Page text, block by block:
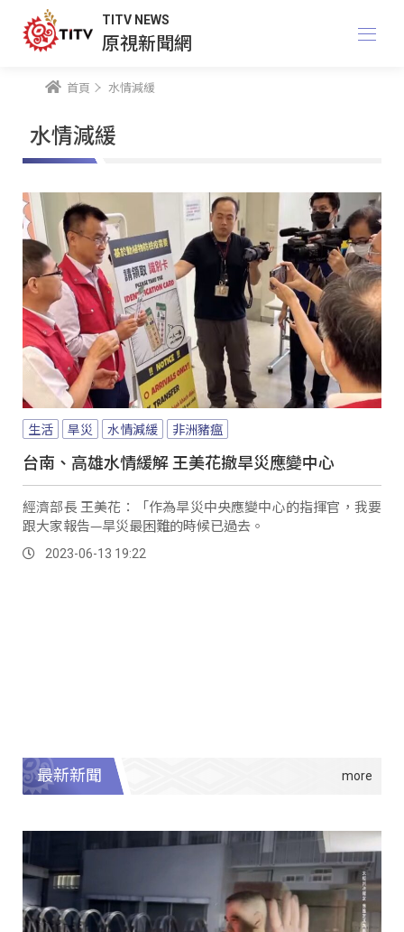
TITV NEWS
原視新聞網
首頁 水情減緩
水情減緩
生活 旱災 水情減緩 非洲豬瘟
台南、高雄水情緩解 王美花撤旱災應變中心
經濟部長 王美花：「作為旱災中央應變中心的指揮官，我要
跟大家報告—旱災最困難的時候已過去。
2023-06-13 19:22
最新新聞